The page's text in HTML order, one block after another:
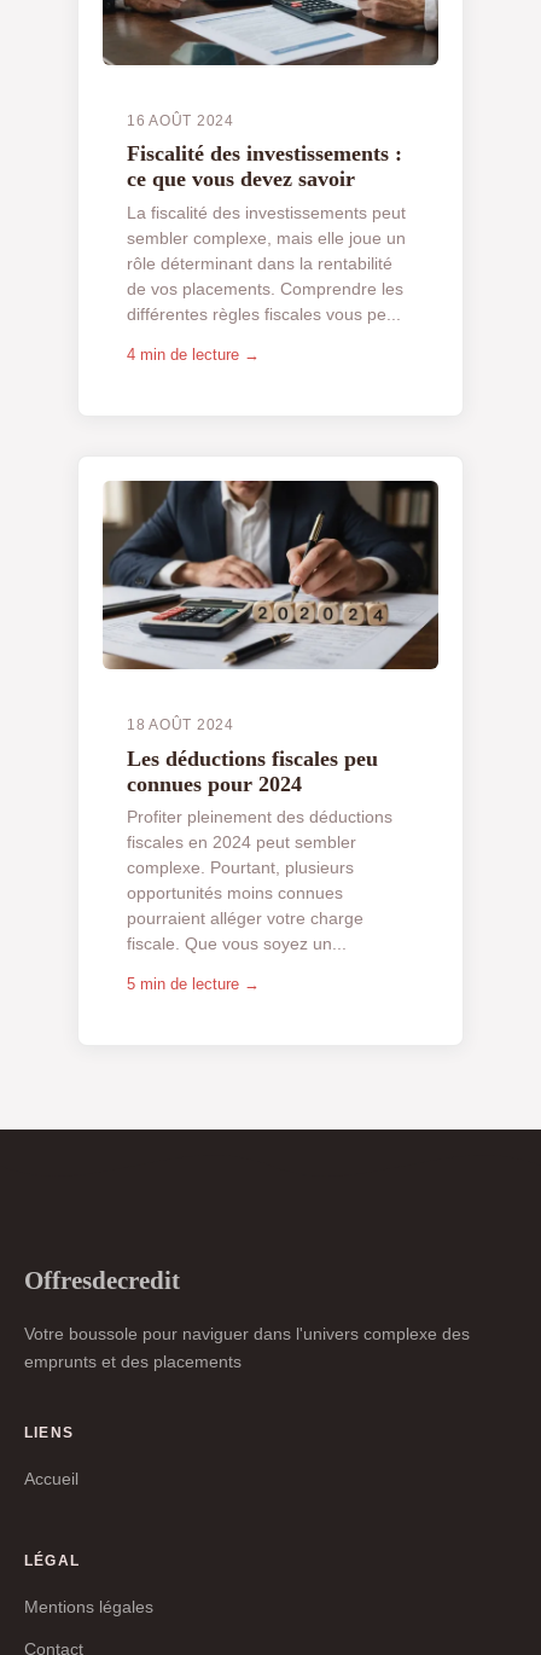
16 AOÛT 2024
Fiscalité des investissements :
ce que vous devez savoir
La fiscalité des investissements peut
sembler complexe, mais elle joue un
rôle déterminant dans la rentabilité
de vos placements. Comprendre les
différentes règles fiscales vous pe...
4 min de lecture →
18 AOÛT 2024
Les déductions fiscales peu
connues pour 2024
Profiter pleinement des déductions
fiscales en 2024 peut sembler
complexe. Pourtant, plusieurs
opportunités moins connues
pourraient alléger votre charge
fiscale. Que vous soyez un...
5 min de lecture →
Offresdecredit
Votre boussole pour naviguer dans l'univers complexe des
emprunts et des placements
LIENS
Accueil
LÉGAL
Mentions légales
Contact